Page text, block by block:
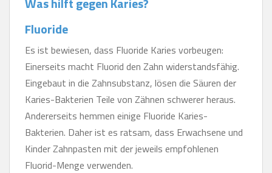
Fluoride
Es ist bewiesen, dass Fluoride Karies vorbeugen:
Einerseits macht Fluorid den Zahn widerstandsfähig.
Eingebaut in die Zahnsubstanz, lösen die Säuren der
Karies-Bakterien Teile von Zähnen schwerer heraus.
Andererseits hemmen einige Fluoride Karies-
Bakterien. Daher ist es ratsam, dass Erwachsene und
Kinder Zahnpasten mit der jeweils empfohlenen
Fluorid-Menge verwenden.